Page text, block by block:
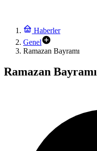
Haberler
Genel
Ramazan Bayramı
Ramazan Bayramı